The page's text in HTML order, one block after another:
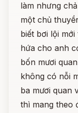
làm nhưng
một chủ
biết bơi lội
hứa cho anh
bốn mươi
không có nỗi
ba mươi quan
thì mang theo